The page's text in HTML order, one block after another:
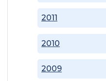
2009
2010
2011